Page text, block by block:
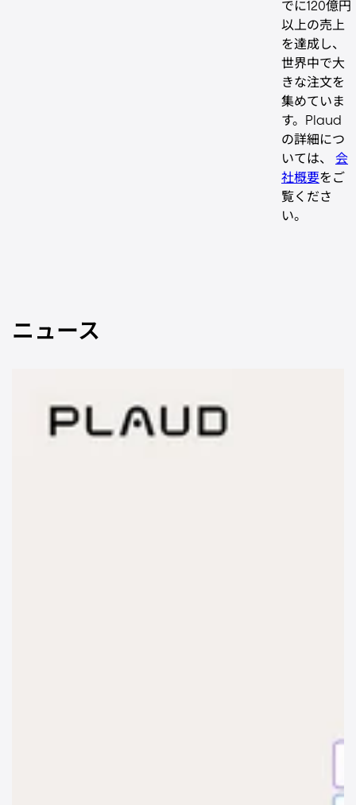
でに120億円
以上の売上
を達成し、
世界中で大
きな注文を
集めていま
す。Plaud
の詳細につ
いては、 会
社概要をご
覧くださ
い。
ニュース